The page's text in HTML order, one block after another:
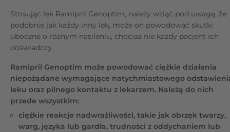
Stosując lek Ramipril Genoptim, należy wziąć pod uwagę, że
podobnie jak każdy inny lek, może on powodować skutki
uboczne o różnym nasileniu, chociaż nie każdy pacjent ich
doświadczy.
Ramipril Genoptim może powodować ciężkie działania
niepożądane wymagające natychmiastowego
leku oraz pilnego kontaktu z lekarzem. Należą do nich
przede wszystkim:
ciężkie reakcje nadwrażliwości, takie jak obrzęk twarzy,
warg, języka lub gardła, trudności z oddychaniem lub